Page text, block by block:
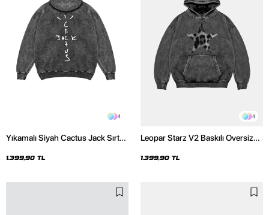
4
Yıkamalı Siyah Cactus Jack Sırt
1.399,90 TL
4
Leopar Starz V2 Baskılı Oversize
Hoodie
1.399,90 TL